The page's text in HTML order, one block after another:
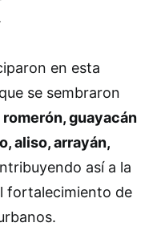
en esta
se sembraron
guayacán
aliso, arrayán,
así a la
fortalecimiento de